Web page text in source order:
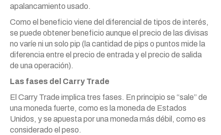
apalancamiento usado.
Como el beneficio viene del diferencial de tipos de interés,
se puede obtener beneficio aunque el precio de las divisas
no varíe ni un solo pip (la cantidad de pips o puntos mide la
diferencia entre el precio de entrada y el precio de salida
de una operación).
Las fases del Carry Trade
El Carry Trade implica tres fases. En principio se “sale” de
una moneda fuerte, como es la moneda de Estados
Unidos, y se apuesta por una moneda más débil, como es
considerado el peso.